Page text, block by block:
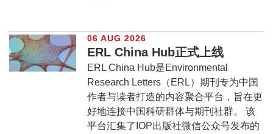
06 AUG 2026
ERL China Hub正式上线
ERL China Hub是Environmental
Research Letters（ERL）期刊专为中国
作者与读者打造的内容聚合平台，旨在更
好地连接中国科研群体与期刊社群。 该
平台汇集了IOP出版社微信公众号发布的